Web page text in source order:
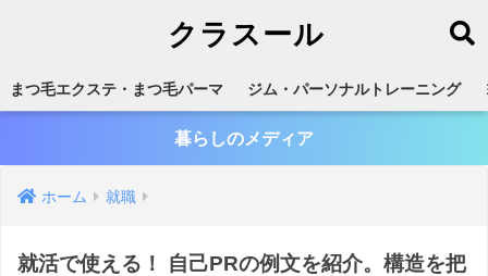
クラスール
まつ毛エクステ・まつ毛パーマ ジム・パーソナルトレーニング
暮らしのメディア
ホーム 就職
就活で使える！ 自己PRの例文を紹介。構造を把